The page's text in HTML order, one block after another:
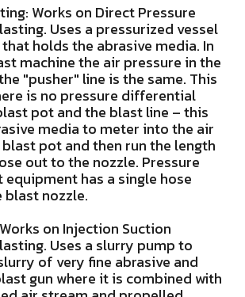
Works on Direct Pressure
Uses a pressurized vessel
holds the abrasive media. In
machine the air pressure in the
"pusher" line is the same. This
is no pressure differential
pot and the blast line – this
media to meter into the air
pot and then run the length
out to the nozzle. Pressure
has a single hose
blast nozzle.
on Injection Suction
Uses a slurry pump to
of very fine abrasive and
gun where it is combined with